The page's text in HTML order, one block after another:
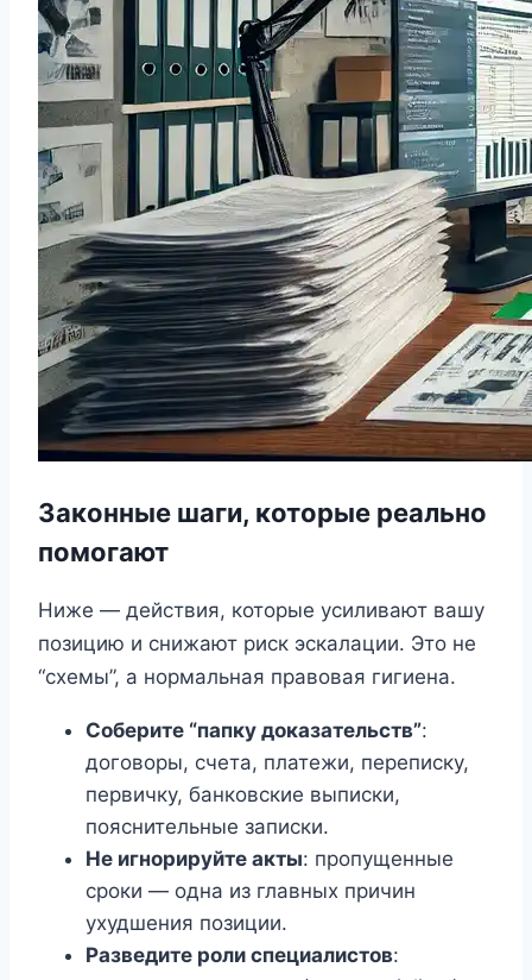
Законные шаги, которые реально
помогают
Ниже — действия, которые усиливают вашу
позицию и снижают риск эскалации. Это не
“схемы”, а нормальная правовая гигиена.
Соберите “папку доказательств”:
договоры, счета, платежи, переписку,
первичку, банковские выписки,
пояснительные записки.
Не игнорируйте акты: пропущенные
сроки — одна из главных причин
ухудшения позиции.
Разведите роли специалистов: